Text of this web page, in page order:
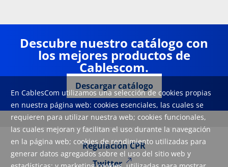
En CablesCom utilizamos una selección de cookies propias
en nuestra página web: cookies esenciales, las cuales se
requieren para utilizar nuestra web; cookies funcionales,
las cuales mejoran y facilitan el uso durante la navegación
en la página web; cookies de rendimiento utilizadas para
generar datos agregados sobre el uso del sitio web y
Descubre nuestro catálogo con
los mejores productos de
Cablescom.
Descargar catálogo
Regulación CPR
Twitter